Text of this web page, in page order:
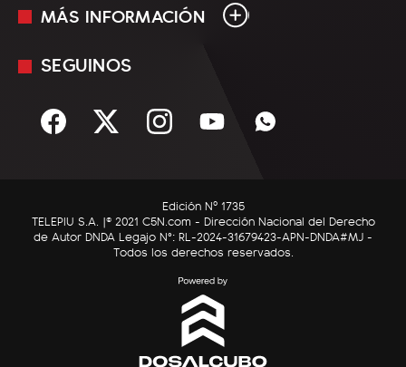
En Vivo
Sociedad
C5N Autos
RatingCero
MÁS INFORMACIÓN
Mediakit
Términos y condiciones
SEGUINOS
Edición Nº 1735
TELEPIU S.A. |© 2021 C5N.com - Dirección Nacional del Derecho
de Autor DNDA Legajo N°: RL-2024-31679423-APN-DNDA#MJ -
Todos los derechos reservados.